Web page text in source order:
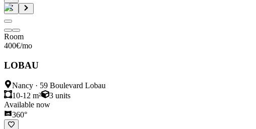
Room
400€/mo
LOBAU
Nancy · 59 Boulevard Lobau
10-12 m²
3 units
Available now
360°